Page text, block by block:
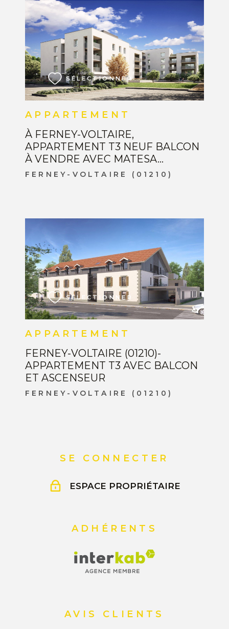
APPARTEMENT
À FERNEY-VOLTAIRE,
APPARTEMENT T3 NEUF BALCON
À VENDRE AVEC MATESA...
FERNEY-VOLTAIRE (01210)
SÉLECTIONNER
VOIR LE BIEN
APPARTEMENT
FERNEY-VOLTAIRE (01210)-
APPARTEMENT T3 AVEC BALCON
ET ASCENSEUR
FERNEY-VOLTAIRE (01210)
SÉLECTIONNER
VOIR LE BIEN
SE CONNECTER
ESPACE PROPRIÉTAIRE
ADHÉRENTS
AVIS CLIENTS